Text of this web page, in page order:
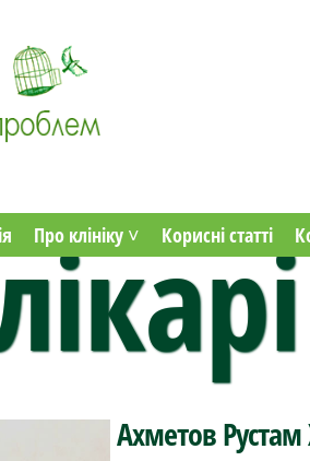
Про клініку ˅ Корисні статті
Ахметов